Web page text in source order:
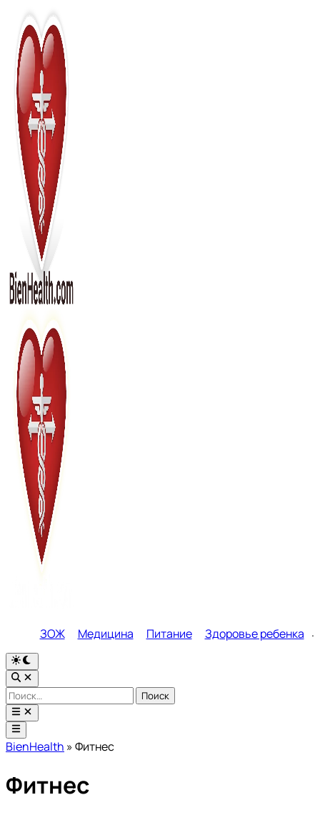
Перейти
содержимому
ЗОЖ Медицина Питание Здоровье ребенка
Переключить
на
тёмный
режим
Открыть
поиск
Найти:
Открыть
меню
Главное
меню
BienHealth »Фитнес
Фитнес